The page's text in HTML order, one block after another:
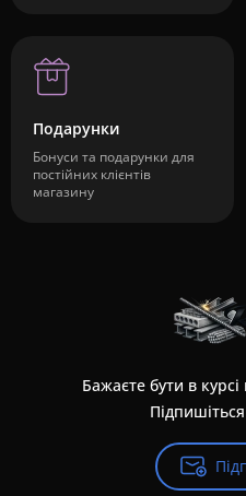
Подарунки
Бонуси та подарунки для
постійних клієнтів
магазину
Бажаєте бути в